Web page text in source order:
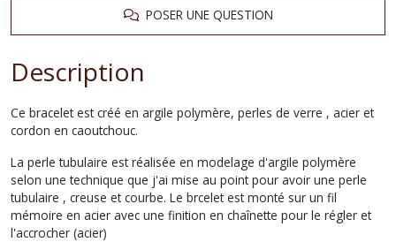
POSER UNE QUESTION
Description
Ce bracelet est créé en argile polymère, perles de verre , acier et
cordon en caoutchouc.
La perle tubulaire est réalisée en modelage d'argile polymère
selon une technique que j'ai mise au point pour avoir une perle
tubulaire , creuse et courbe. Le brcelet est monté sur un fil
mémoire en acier avec une finition en chaînette pour le régler et
l'accrocher (acier)